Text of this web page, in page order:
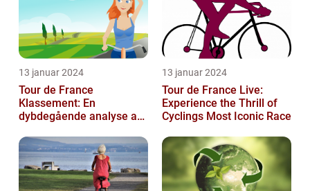
13 januar 2024
Tour de France
Klassement: En
dybdegående analyse af
13 januar 2024
Tour de France Live:
Experience the Thrill of
Cyclings Most Iconic Race